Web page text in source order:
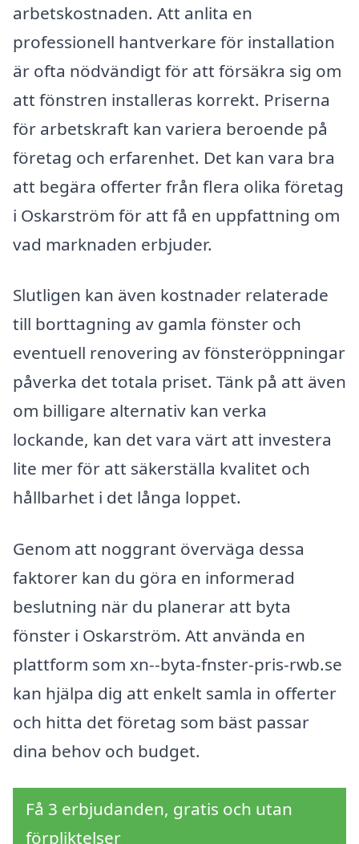
arbetskostnaden. Att anlita en
professionell hantverkare för installation
är ofta nödvändigt för att försäkra sig om
att fönstren installeras korrekt. Priserna
för arbetskraft kan variera beroende på
företag och erfarenhet. Det kan vara bra
att begära offerter från flera olika företag
i Oskarström för att få en uppfattning om
vad marknaden erbjuder.
Slutligen kan även kostnader relaterade
till borttagning av gamla fönster och
eventuell renovering av fönsteröppningar
påverka det totala priset. Tänk på att även
om billigare alternativ kan verka
lockande, kan det vara värt att investera
lite mer för att säkerställa kvalitet och
hållbarhet i det långa loppet.
Genom att noggrant överväga dessa
faktorer kan du göra en informerad
beslutning när du planerar att byta
fönster i Oskarström. Att använda en
plattform som xn--byta-fnster-pris-rwb.se
kan hjälpa dig att enkelt samla in offerter
och hitta det företag som bäst passar
dina behov och budget.
Få 3 erbjudanden, gratis och utan
förpliktelser